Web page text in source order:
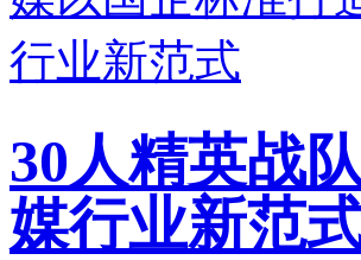
30人精英战
媒行业新范